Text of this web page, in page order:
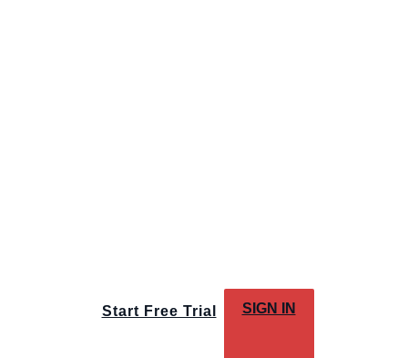
Start Free Trial SIGN IN